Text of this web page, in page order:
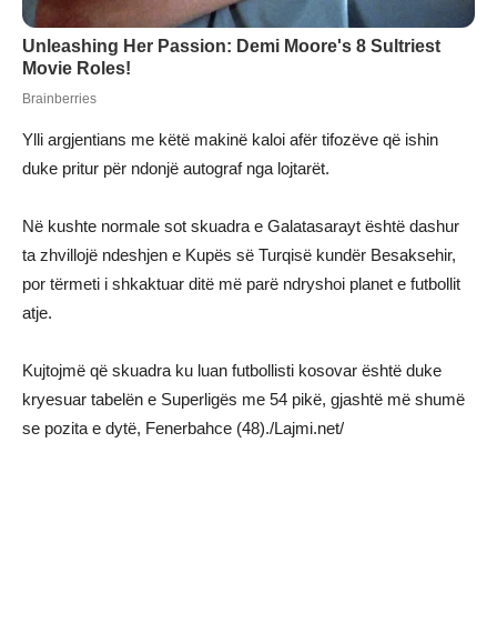
Ylli argjentians me këtë makinë kaloi afër tifozëve që ishin
duke pritur për ndonjë autograf nga lojtarët.
Në kushte normale sot skuadra e Galatasarayt është dashur
ta zhvillojë ndeshjen e Kupës së Turqisë kundër Besaksehir,
por tërmeti i shkaktuar ditë më parë ndryshoi planet e futbollit
atje.
Kujtojmë që skuadra ku luan futbollisti kosovar është duke
kryesuar tabelën e Superligës me 54 pikë, gjashtë më shumë
se pozita e dytë, Fenerbahce (48)./Lajmi.net/